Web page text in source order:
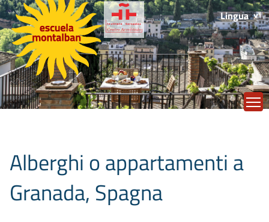
Lingua
Alberghi o appartamenti a
Granada, Spagna